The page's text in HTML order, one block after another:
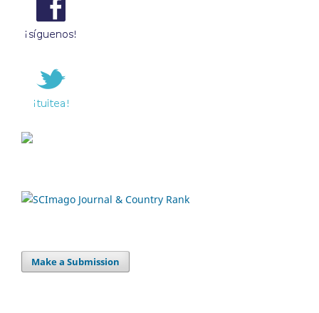
Make a Submission